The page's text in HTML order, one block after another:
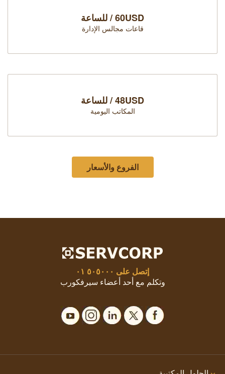
60USD / للساعة
قاعات مجالس الإدارة
48USD / للساعة
المكاتب اليومية
الفروع والأسعار
إتصل على ٥٠٥٠٠٠ ٠١
وتكلم مع أحد أعضاء سيرفكورب